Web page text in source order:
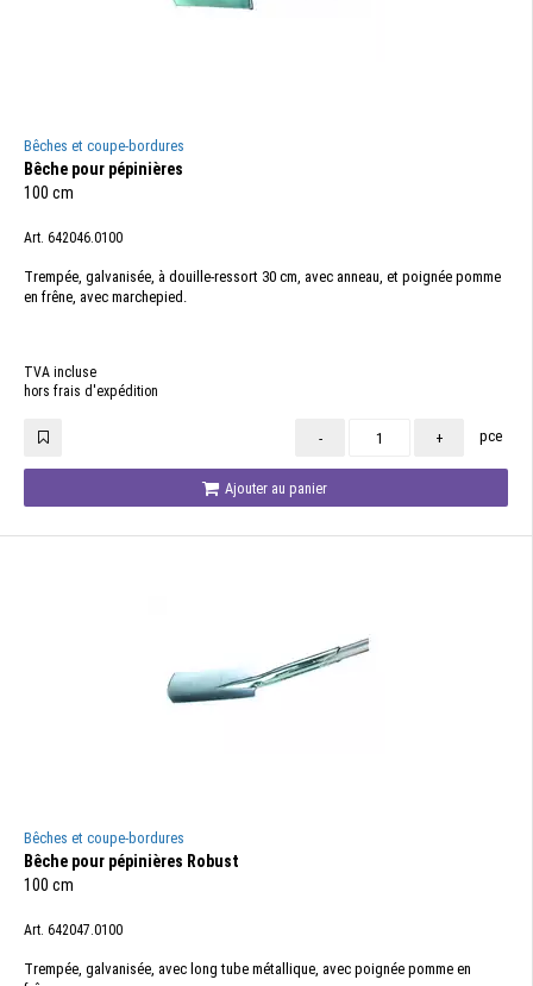
Bêches et coupe-bordures
Bêche pour pépinières
100 cm
Art. 642046.0100
Trempée, galvanisée, à douille-ressort 30 cm, avec anneau, et poignée pomme
en frêne, avec marchepied.
TVA incluse
hors frais d'expédition
- + pce
Ajouter au panier
Bêches et coupe-bordures
Bêche pour pépinières Robust
100 cm
Art. 642047.0100
Trempée, galvanisée, avec long tube métallique, avec poignée pomme en